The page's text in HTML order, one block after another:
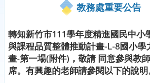
教務處重要公告
轉知新竹市111學年度精進國民中小
與課程品質整體推動計畫-L-8國小學
畫-第一場(附件)，敬請 同意參與教
席。有興趣的老師請參閱以下的說明